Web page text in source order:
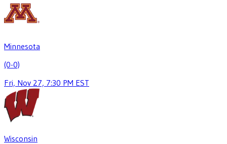
Minnesota
(0-0)
Fri, Nov 27, 7:30 PM EST
Wisconsin